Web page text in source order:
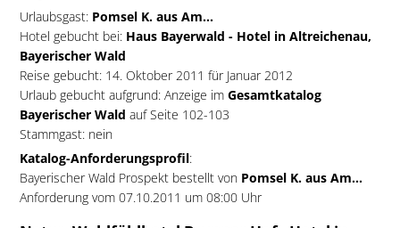
Urlaubsgast:Pomsel K. aus Am...
Hotel gebucht bei:Haus Bayerwald - Hotel in Altreichenau,
Bayerischer Wald
Reise gebucht: 14. Oktober 2011 für Januar 2012
Urlaub gebucht aufgrund: Anzeige im Gesamtkatalog
Bayerischer Wald auf Seite 102-103
Stammgast: nein
Katalog-Anforderungsprofil:
Bayerischer Wald Prospekt bestellt von Pomsel K. aus Am...
Anforderung vom 07.10.2011 um 08:00 Uhr